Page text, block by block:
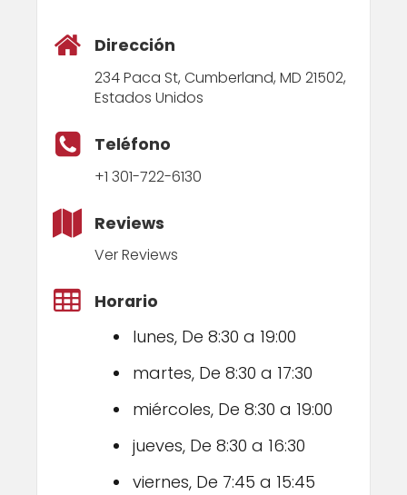
Dirección
234 Paca St, Cumberland, MD 21502,
Estados Unidos
Teléfono
+1 301-722-6130
Reviews
Ver Reviews
Horario
lunes, De 8:30 a 19:00
martes, De 8:30 a 17:30
miércoles, De 8:30 a 19:00
jueves, De 8:30 a 16:30
viernes, De 7:45 a 15:45